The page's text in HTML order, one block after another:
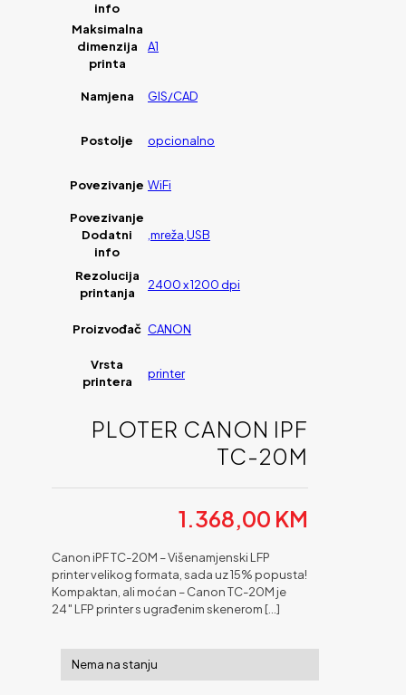
info
Maksimalna
dimenzija
printa
A1
Namjena GIS/CAD
Postolje opcionalno
Povezivanje WiFi
Povezivanje
Dodatni
info
,mreža,USB
Rezolucija
printanja
2400 x 1200 dpi
Proizvođač CANON
Vrsta
printera
printer
PLOTER CANON IPF
TC-20M
1.368,00 KM
Canon iPF TC-20M – Višenamjenski LFP
printer velikog formata, sada uz 15% popusta!
Kompaktan, ali moćan – Canon TC-20M je
24″ LFP printer s ugrađenim skenerom […]
Nema na stanju